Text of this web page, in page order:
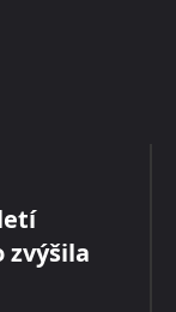
zvýšila